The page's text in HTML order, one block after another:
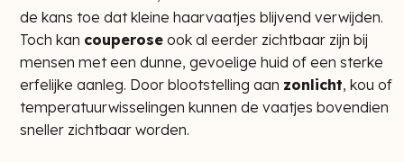
de kans toe dat kleine haarvaatjes blijvend verwijden.
Toch kan couperose ook al eerder zichtbaar zijn bij
mensen met een dunne, gevoelige huid of een sterke
erfelijke aanleg. Door blootstelling aan zonlicht, kou of
temperatuurwisselingen kunnen de vaatjes bovendien
sneller zichtbaar worden.